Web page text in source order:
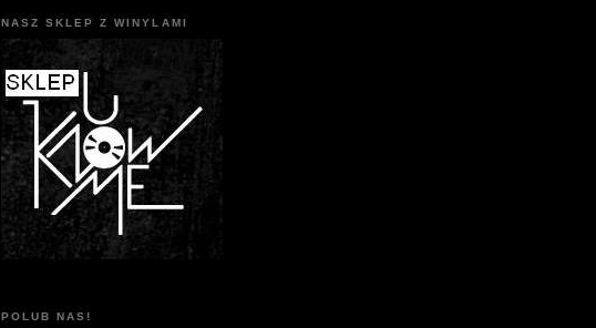
NASZ SKLEP Z WINYLAMI
POLUB NAS!